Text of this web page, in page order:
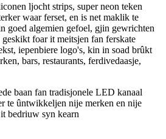
ljocht strips, super neon teken
waar ferset, en is net maklik te
goed algemien gefoel, gjin gewrichten
foar it meitsjen fan ferskate
iepenbiere logo's, kin in soad brûkt
bars, restaurants, ferdivedaasje,
baan fan tradisjonele LED kanaal
te ûntwikkeljen nije merken en nije
bedriuw syn kearn